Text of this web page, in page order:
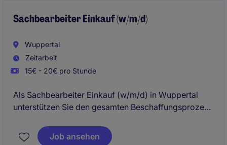
international aufgestellten Unternehmensgruppe
Sachbearbeiter Einkauf (w/m/d)
Wuppertal
Zeitarbeit
15€ - 20€ pro Stunde
Als Sachbearbeiter Einkauf (w/m/d) in Wuppertal
unterstützen Sie den gesamten Beschaffungsprozess
reibungslose Materialbeschaffung und tragen zu
Job ansehen